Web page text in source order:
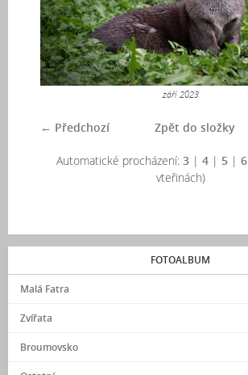
září 2023
← Předchozí Zpět do složky
Automatické procházení: 3 | 4 | 5 | 6
vteřinách)
FOTOALBUM
Malá Fatra
Zvířata
Broumovsko